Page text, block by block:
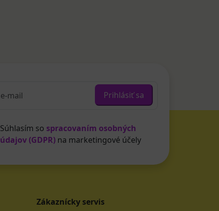
Prihlásiť sa
Súhlasím so spracovaním osobných
údajov (GDPR) na marketingové účely
Zákaznícky servis